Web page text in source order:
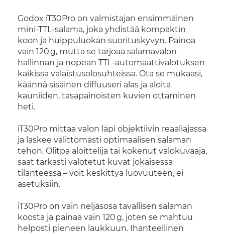
Godox iT30Pro on valmistajan ensimmäinen
mini-TTL-salama, joka yhdistää kompaktin
koon ja huippuluokan suorituskyvyn. Painoa
vain 120 g, mutta se tarjoaa salamavalon
hallinnan ja nopean TTL-automaattivalotuksen
kaikissa valaistusolosuhteissa. Ota se mukaasi,
käännä sisäinen diffuuseri alas ja aloita
kauniiden, tasapainoisten kuvien ottaminen
heti.
iT30Pro mittaa valon läpi objektiivin reaaliajassa
ja laskee välittömästi optimaalisen salaman
tehon. Olitpa aloittelija tai kokenut valokuvaaja,
saat tarkasti valotetut kuvat jokaisessa
tilanteessa – voit keskittyä luovuuteen, ei
asetuksiin.
iT30Pro on vain neljäsosa tavallisen salaman
koosta ja painaa vain 120 g, joten se mahtuu
helposti pieneen laukkuun. Ihanteellinen